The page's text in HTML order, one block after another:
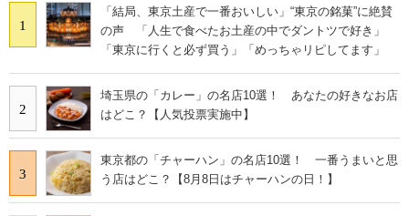
1
「結局、東京土産で一番おいしい」“東京の銘菓”に絶賛
の声 「人生で食べたお土産の中でダントツで好き」
「東京に行くと必ず買う」「めっちゃリピしてます」
2
埼玉県の「カレー」の名店10選！ あなたの好きなお店
はどこ？【人気投票実施中】
3
東京都の「チャーハン」の名店10選！ 一番うまいと思
う店はどこ？【8月8日はチャーハンの日！】